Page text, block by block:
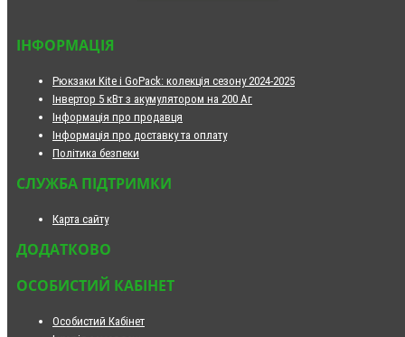
ІНФОРМАЦІЯ
Рюкзаки Kite і GoPack: колекція сезону 2024-2025
Інвертор 5 кВт з акумулятором на 200 Аг
Інформація про продавця
Інформація про доставку та оплату
Політика безпеки
СЛУЖБА ПІДТРИМКИ
Карта сайту
ДОДАТКОВО
ОСОБИСТИЙ КАБІНЕТ
Особистий Кабінет